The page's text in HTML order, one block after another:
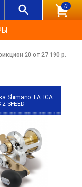
0
20 от 27 190 р.
Shimano TALICA
2 SPEED